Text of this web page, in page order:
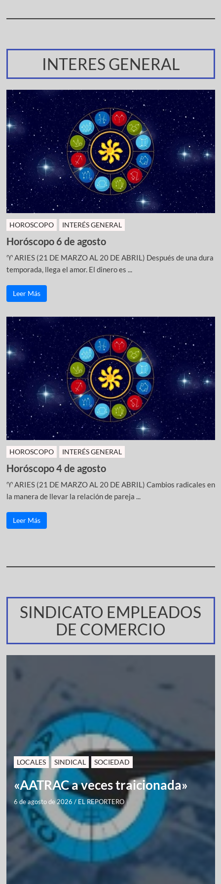
INTERES GENERAL
HOROSCOPO INTERÉS GENERAL
Horóscopo 6 de agosto
♈ ARIES (21 DE MARZO AL 20 DE ABRIL) Después de una dura
temporada, llega el amor. El dinero es ...
Leer Más
HOROSCOPO INTERÉS GENERAL
Horóscopo 4 de agosto
♈ ARIES (21 DE MARZO AL 20 DE ABRIL) Cambios radicales en
la manera de llevar la relación de pareja ...
Leer Más
SINDICATO EMPLEADOS
DE COMERCIO
LOCALES SINDICAL SOCIEDAD
«AATRAC a veces traicionada»
6 de agosto de 2026 / EL REPORTERO